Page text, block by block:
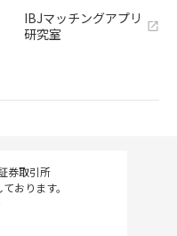
IBJマッチングアプリ
研究室
券取引所
おります。